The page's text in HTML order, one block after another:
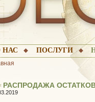
НАС ПОСЛУГИ
РАСПРОДАЖА